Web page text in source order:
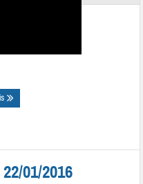
01/2016
01/2016